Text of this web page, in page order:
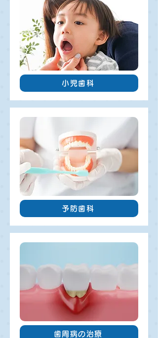
小児歯科
予防歯科
歯周病の治療